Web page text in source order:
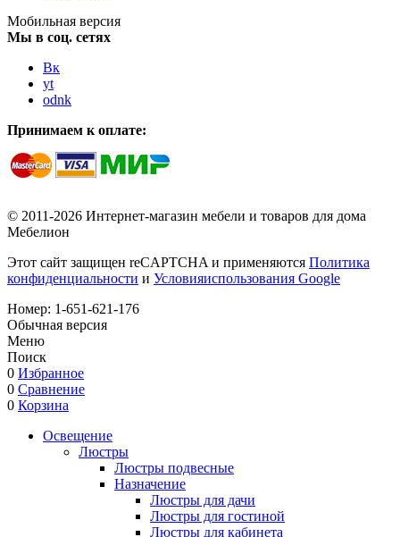
Мобильная версия
Мы в соц. сетях
Вк
yt
odnk
Принимаем к оплате:
© 2011-2026 Интернет-магазин мебели и товаров для дома
Мебелион
Этот сайт защищен reCAPTCHA и применяются Политика
конфиденциальности и Условияиспользования Google
Номер: 1-651-621-176
Обычная версия
Меню
Поиск
0 Избранное
0 Сравнение
0 Корзина
Освещение
Люстры
Люстры подвесные
Назначение
Люстры для дачи
Люстры для гостиной
Люстры для кабинета